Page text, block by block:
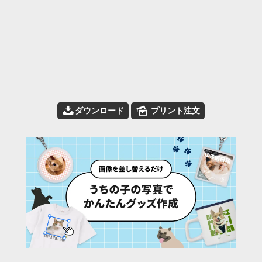
📥ダウンロード 🌄 プリント注文